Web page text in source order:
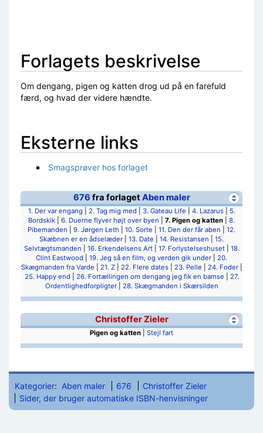
Forlagets beskrivelse
Om dengang, pigen og katten drog ud på en farefuld
færd, og hvad der videre hændte.
Eksterne links
Smagsprøver hos forlaget
676 fra forlagetAben maler
1. Der var engang 2. Tag mig med 3. Gateau Life 4. Lazarus|
5.
Bordskik
6. Duerne flyver højt over byen 7. Pigen og katten
8.
Pibemanden
9. Jørgen Leth 10. Sorte 11. Den der får aben
12.
Skæbnen er en ådselæder
13. Date 14. Resistansen
15.
Selvtægtsmanden
16. Erkendelsens Art| 17. Forlystelseshuset| 18.
Clint Eastwood
19. Jeg så en film, og verden gik under
20.
Skægmanden fra Varde
21. Z| 22. Flere dates| 23. Pelle 24. Foder|
25. Happy end
26. Fortællingen om dengang jeg fik en bamse
27.
Ordentlighedforpligter| 28. Skægmanden i Skærsilden
Christoffer Zieler
Pigen og katten Stejl fart
Kategorier: Aben maler 676
Christoffer Zieler
Sider, der bruger automatiske ISBN-henvisninger